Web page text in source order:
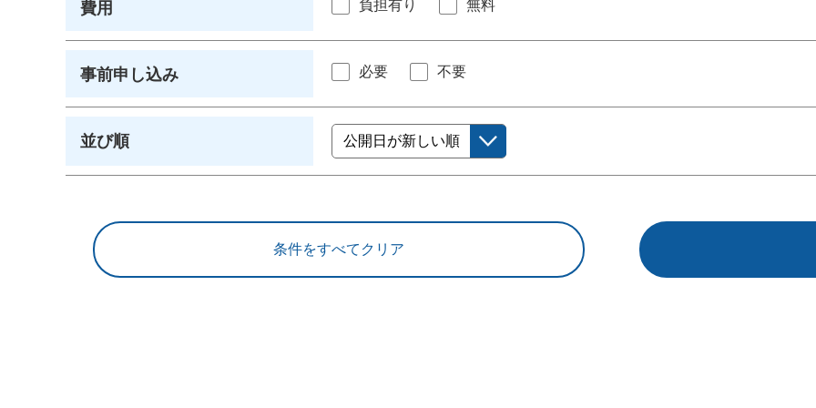
費用 負担有り 無料
事前申し込み 必要 不要
並び順